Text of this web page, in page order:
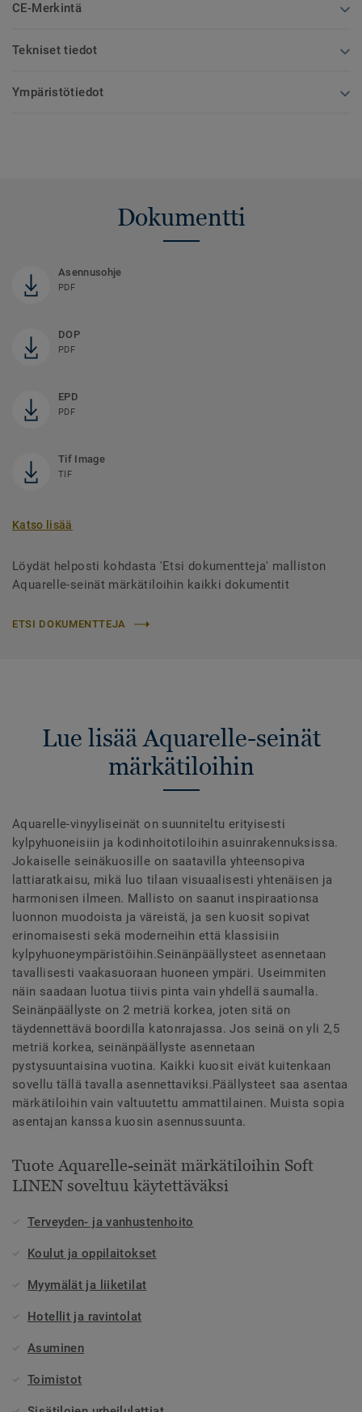
CE-Merkintä
Tekniset tiedot
Ympäristötiedot
Dokumentti
Asennusohje
PDF
DOP
PDF
EPD
PDF
Tif Image
TIF
Katso lisää
Löydät helposti kohdasta 'Etsi dokumentteja' malliston
Aquarelle-seinät märkätiloihin kaikki dokumentit
ETSI DOKUMENTTEJA
Lue lisää Aquarelle-seinät
märkätiloihin
Aquarelle-vinyyliseinät on suunniteltu erityisesti
kylpyhuoneisiin ja kodinhoitotiloihin asuinrakennuksissa.
Jokaiselle seinäkuosille on saatavilla yhteensopiva
lattiaratkaisu, mikä luo tilaan visuaalisesti yhtenäisen ja
harmonisen ilmeen. Mallisto on saanut inspiraationsa
luonnon muodoista ja väreistä, ja sen kuosit sopivat
erinomaisesti sekä moderneihin että klassisiin
kylpyhuoneympäristöihin.Seinänpäällysteet asennetaan
tavallisesti vaakasuoraan huoneen ympäri. Useimmiten
näin saadaan luotua tiivis pinta vain yhdellä saumalla.
Seinänpäällyste on 2 metriä korkea, joten sitä on
täydennettävä boordilla katonrajassa. Jos seinä on yli 2,5
metriä korkea, seinänpäällyste asennetaan
pystysuuntaisina vuotina. Kaikki kuosit eivät kuitenkaan
sovellu tällä tavalla asennettaviksi.Päällysteet saa asentaa
märkätiloihin vain valtuutettu ammattilainen. Muista sopia
asentajan kanssa kuosin asennussuunta.
Tuote Aquarelle-seinät märkätiloihin Soft
LINEN soveltuu käytettäväksi
Terveyden- ja vanhustenhoito
Koulut ja oppilaitokset
Myymälät ja liiketilat
Hotellit ja ravintolat
Asuminen
Toimistot